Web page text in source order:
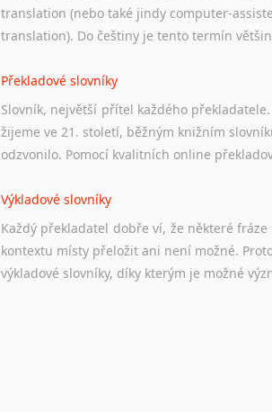
translation (nebo také jindy computer-
Překladové slovníky
Slovník, největší přítel každého
žijeme ve 21. století, běžným knižním
Výkladové slovníky
Každý překladatel dobře ví, že některé fráze
kontextu místy přeložit ani není možné.